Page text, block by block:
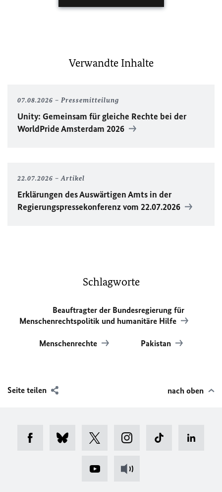
Verwandte Inhalte
07.08.2026 Pressemitteilung
Unity: Gemeinsam für gleiche Rechte bei der
WorldPrideAmsterdam 2026
22.07.2026 Artikel
Erklärungen des Auswärtigen Amts in der
Regierungspressekonferenz vom 22.07.2026
Schlagworte
Beauftragter der Bundesregierung für
Menschenrechtspolitik und humanitäre Hilfe
Menschenrechte Pakistan
Seite teilen nach oben